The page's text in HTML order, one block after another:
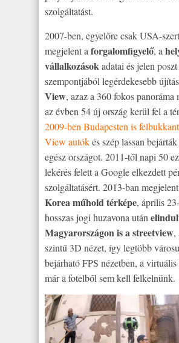
szolgáltatást.
2007-ben, egyelőre csak USA-
megjelent aforgalomfigyelő, a
vállalkozásokadatai és jelen poszt
szempontjából legérdekesebb
View, azaz a 360 fokos panoráma
az évben 54 új ország kerül fel a
2009-ben Budapesten is
View autókés szép lassan
egész országot. 2011-től napi 50
lekérés felett a Google elkezdett
szolgáltatásért. 2013-ban megjelent
Korea műhold térképe, április
hosszas jogi huzavona után
Magyarországon is a streetview,
szintű 3D nézet, így legtöbb
bejárható FPS nézetben, a virtuális
már a fotelből sem kell felkelnünk.